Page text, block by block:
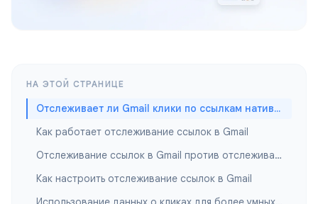
НА ЭТОЙ СТРАНИЦЕ
Отслеживает ли Gmail клики по ссылкам нативно?
Как работает отслеживание ссылок в Gmail
Отслеживание ссылок в Gmail против отслеживания открытий
Как настроить отслеживание ссылок в Gmail